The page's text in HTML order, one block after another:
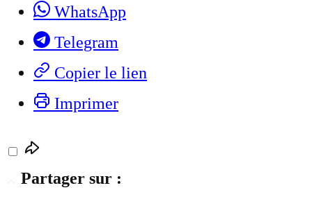
WhatsApp
Telegram
Copier le lien
Imprimer
Partager sur :